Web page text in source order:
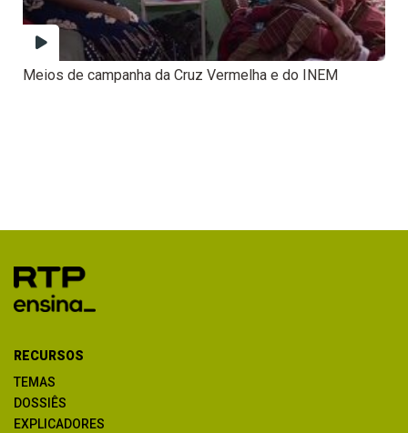
Meios de campanha da Cruz Vermelha e do INEM
RECURSOS
TEMAS
DOSSIÊS
EXPLICADORES